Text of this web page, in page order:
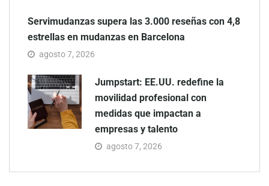
Servimudanzas supera las 3.000 reseñas con 4,8
estrellas en mudanzas en Barcelona
agosto 7, 2026
Jumpstart: EE.UU. redefine la
movilidad profesional con
medidas que impactan a
empresas y talento
agosto 7, 2026